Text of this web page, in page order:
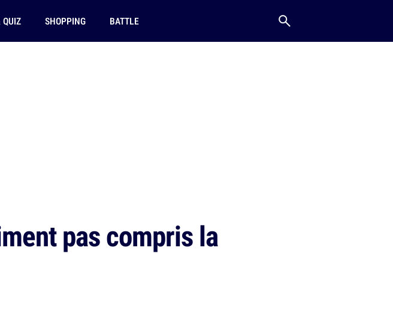
QUIZ SHOPPING BATTLE
pas compris la